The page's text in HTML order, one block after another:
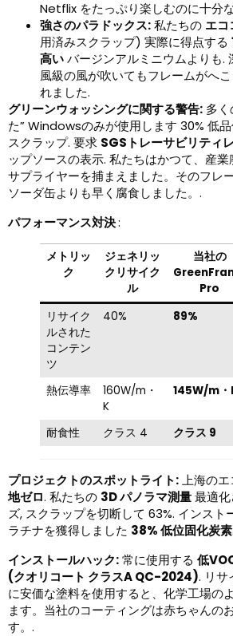
Netflix をたっぷり楽しむのに十分
強さのパラドックス:私たちの エコ
用済みスクラップ) 実際に得点する
高いバージンアルミニウムよりも.
風級の風が吹いてもフレームがへ
れました.
グリーンウォッシングに関する警告: 多
た” Windowsのみが使用します 30% 低
スクラップ. 要求 SGSトレーサビリティ
ップソースの表示. 私たちはかつて、産
サプライヤーを捕まえました。そのフレ
ソーダ缶よりも早く腐食しました。.
パフォーマンス対決:
メトリッ
ク
ジェネリッ
クリサイク
ル
当社の
Pro
リサイク
ルされた
コンテン
ツ
40% 89%
熱伝導率
160W/m・
K
145W/m・
耐食性
クラス 4 クラス 9
プロジェクトのスポットライト:上海の
地ゼロ. 私たちの 3D パノラマ測量最適
ズ, スクラップを切断して 63%. インスト
ラチナを獲得しました 38% 低位固化炭素.
インストールハック:常に使用する 低
(クオリコート クラスA QC-2024). リサ
に安価な塗料を使用すると、化学工場の
ます。当社のコーティングは赤ちゃんの
す。.